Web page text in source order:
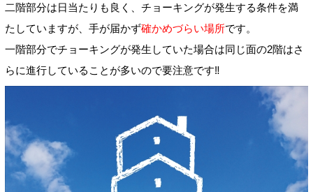
二階部分は日当たりも良く、チョーキングが発生する条件を満
たしていますが、手が届かず確かめづらい場所です。
一階部分でチョーキングが発生していた場合は同じ面の2階はさ
らに進行していることが多いので要注意です‼